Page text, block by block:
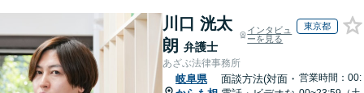
川口 洸太
朗 弁護士
インタビュ
ーを見る
東京都
あざぶ法律事務所
岐阜県
面談方法(対面・ 営業時間：00: